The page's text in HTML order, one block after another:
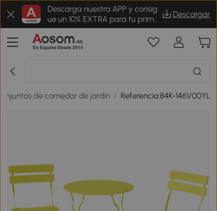
Descarga nuestra APP y consig
ue un 10% EXTRA para tu prime
r pedido
Descargar
de comedor de jardín / Referencia:84K-146V00YL